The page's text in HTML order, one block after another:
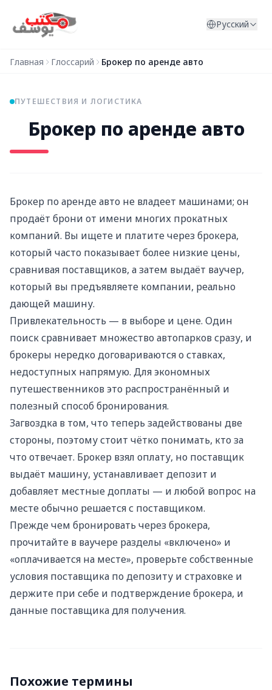
Русский
Главная Глоссарий Брокер по аренде авто
ПУТЕШЕСТВИЯ И ЛОГИСТИКА
Брокер по аренде авто
Брокер по аренде авто не владеет машинами; он
продаёт брони от имени многих прокатных
компаний. Вы ищете и платите через брокера,
который часто показывает более низкие цены,
сравнивая поставщиков, а затем выдаёт ваучер,
который вы предъявляете компании, реально
дающей машину.
Привлекательность — в выборе и цене. Один
поиск сравнивает множество автопарков сразу, и
брокеры нередко договариваются о ставках,
недоступных напрямую. Для экономных
путешественников это распространённый и
полезный способ бронирования.
Загвоздка в том, что теперь задействованы две
стороны, поэтому стоит чётко понимать, кто за
что отвечает. Брокер взял оплату, но поставщик
выдаёт машину, устанавливает депозит и
добавляет местные доплаты — и любой вопрос на
месте обычно решается с поставщиком.
Прежде чем бронировать через брокера,
прочитайте в ваучере разделы «включено» и
«оплачивается на месте», проверьте собственные
условия поставщика по депозиту и страховке и
держите при себе и подтверждение брокера, и
данные поставщика для получения.
Похожие термины